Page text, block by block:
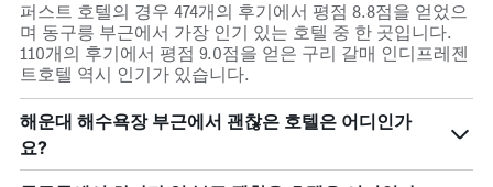
퍼스트 호텔의 경우 474개의 후기에서 평점 8.8점을 얻었으
며 동구릉 부근에서 가장 인기 있는 호텔 중 한 곳입니다.
110개의 후기에서 평점 9.0점을 얻은 구리 갈매 인디프레젠
트호텔 역시 인기가 있습니다.
해운대 해수욕장 부근에서 괜찮은 호텔은 어디인가
요?